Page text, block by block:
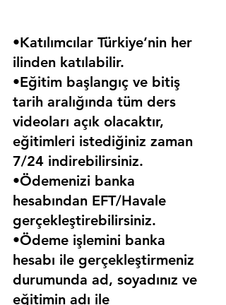
•Katılımcılar Türkiye’nin her
ilinden katılabilir.
•Eğitim başlangıç ve bitiş
tarih aralığında tüm ders
videoları açık olacaktır,
eğitimleri istediğiniz zaman
7/24 indirebilirsiniz.
•Ödemenizi banka
hesabından EFT/Havale
gerçekleştirebilirsiniz.
•Ödeme işlemini banka
hesabı ile gerçekleştirmeniz
durumunda ad, soyadınız ve
eğitimin adı ile